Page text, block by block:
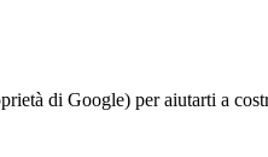
di Google) per aiutarti a